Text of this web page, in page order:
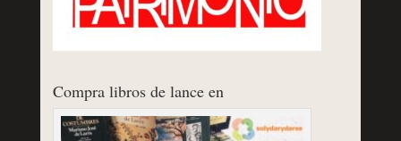
Compra libros de lance en